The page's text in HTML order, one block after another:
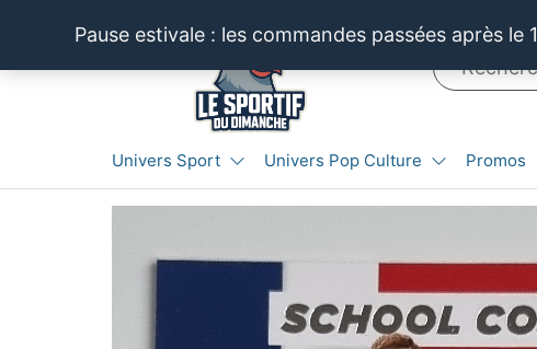
contenu
Pause estivale : les commandes passées après
LE SPORTIF
DU
et
produits
Univers Sport Univers Pop Culture Promos